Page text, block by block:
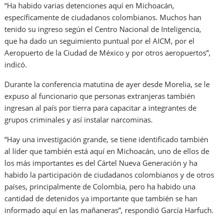
“Ha habido varias detenciones aquí en Michoacán,
específicamente de ciudadanos colombianos. Muchos han
tenido su ingreso según el Centro Nacional de Inteligencia,
que ha dado un seguimiento puntual por el AICM, por el
Aeropuerto de la Ciudad de México y por otros aeropuertos”,
indicó.
Durante la conferencia matutina de ayer desde Morelia, se le
expuso al funcionario que personas extranjeras también
ingresan al país por tierra para capacitar a integrantes de
grupos criminales y así instalar narcominas.
“Hay una investigación grande, se tiene identificado también
al líder que también está aquí en Michoacán, uno de ellos de
los más importantes es del Cártel Nueva Generación y ha
habido la participación de ciudadanos colombianos y de otros
países, principalmente de Colombia, pero ha habido una
cantidad de detenidos ya importante que también se han
informado aquí en las mañaneras”, respondió García Harfuch.